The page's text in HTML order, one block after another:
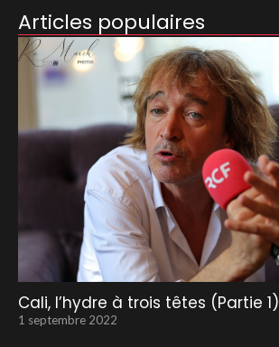
Articles populaires
Cali, l’hydre à trois têtes (Partie 1)
1 septembre 2022